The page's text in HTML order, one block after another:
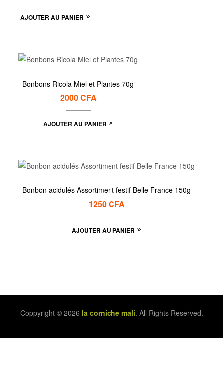
AJOUTER AU PANIER
Bonbons Ricola Miel et Plantes 70g
2000CFA
AJOUTER AU PANIER
Bonbon acidulés Assortiment festif Belle France 150g
1250CFA
AJOUTER AU PANIER
Coppyright © 2026 la corniche mali. All Rights Reserved.